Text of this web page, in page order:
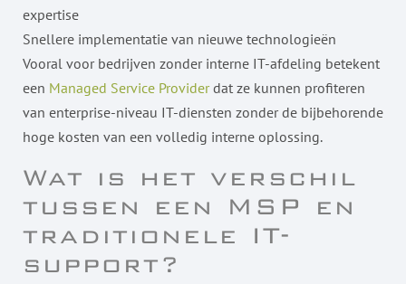
expertise
Snellere implementatie van nieuwe technologieën
Vooral voor bedrijven zonder interne IT-afdeling betekent
een Managed Service Providerdat ze kunnen profiteren
van enterprise-niveau IT-diensten zonder de bijbehorende
hoge kosten van een volledig interne oplossing.
Wat is het verschil
tussen een MSP en
traditionele IT-
support?